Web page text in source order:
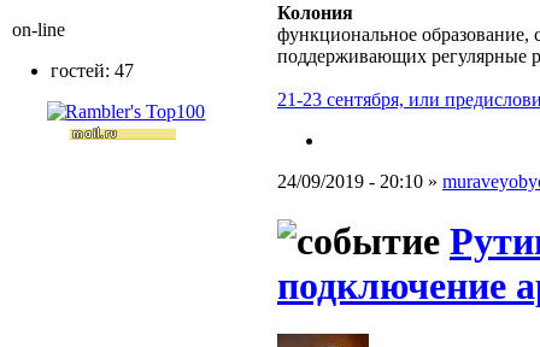
Колония
функциональное образование,
поддерживающих регулярные
21-23 сентября, или
24/09/2019 - 20:10 »
подключение
on-line
гостей: 47